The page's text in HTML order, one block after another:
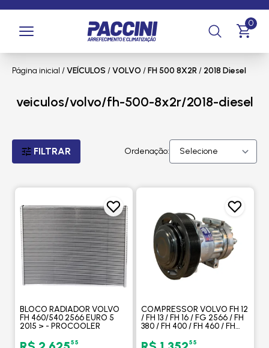
0
Página inicial /VEÍCULOS /VOLVO /FH 500 8X2R/ 2018 Diesel
veiculos/volvo/fh-500-8x2r/2018-diesel
FILTRAR Ordenação:
BLOCO RADIADOR VOLVO
FH 460/540 2566 EURO 5
2015 > - PROCOOLER
55
COMPRESSOR VOLVO FH 12
/ FH 13 / FH 16 / FG 2566 / FH
380 / FH 400 / FH 460 / FH
2008 A 2018 - PROCOOLER
55